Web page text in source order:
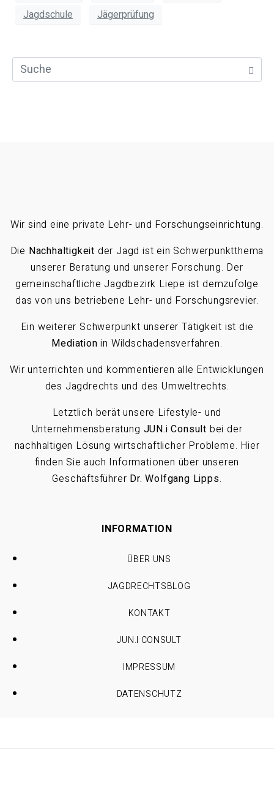
Jagdschule
Jägerprüfung
Wir sind eine private Lehr- und Forschungseinrichtung.
Die Nachhaltigkeit der Jagd ist ein Schwerpunktthema
unserer Beratung und unserer Forschung. Der
gemeinschaftliche Jagdbezirk Liepe ist demzufolge
das von uns betriebene Lehr- und Forschungsrevier.
Ein weiterer Schwerpunkt unserer Tätigkeit ist die
Mediation in Wildschadensverfahren.
Wir unterrichten und kommentieren alle Entwicklungen
des Jagdrechts und des Umweltrechts.
Letztlich berät unsere Lifestyle- und
Unternehmensberatung JUN.i Consult bei der
nachhaltigen Lösung wirtschaftlicher Probleme. Hier
finden Sie auch Informationen über unseren
Geschäftsführer Dr. Wolfgang Lipps.
INFORMATION
ÜBER UNS
JAGDRECHTSBLOG
KONTAKT
JUN.I CONSULT
IMPRESSUM
DATENSCHUTZ